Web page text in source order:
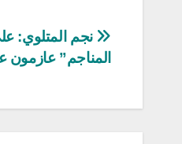
تصفّح
المقالات
نجم المتلوي:
المناجم” عازمون